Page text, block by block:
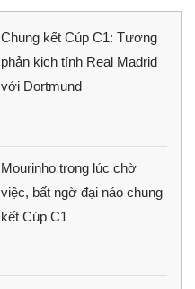
Chung kết Cúp C1: Tương
phản kịch tính Real Madrid
với Dortmund
Mourinho trong lúc chờ
việc, bất ngờ đại náo chung
kết Cúp C1